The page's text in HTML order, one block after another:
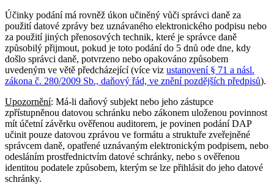
Účinky podání má rovněž úkon učiněný vůči správci daně za
použití datové zprávy bez uznávaného elektronického podpisu nebo
za použití jiných přenosových technik, které je správce daně
způsobilý přijmout, pokud je toto podání do 5 dnů ode dne, kdy
došlo správci daně, potvrzeno nebo opakováno způsobem
uvedeným ve větě předcházející (více viz ustanovení § 71 a násl.
zákona č. 280/2009 Sb., daňový řád, ve znění pozdějších předpisů).
Upozornění: Má-li daňový subjekt nebo jeho zástupce
zpřístupněnou datovou schránku nebo zákonem uloženou povinnost
mít účetní závěrku ověřenou auditorem, je povinen podání DAP
učinit pouze datovou zprávou ve formátu a struktuře zveřejněné
správcem daně, opatřené uznávaným elektronickým podpisem, nebo
odesláním prostřednictvím datové schránky, nebo s ověřenou
identitou podatele způsobem, kterým se lze přihlásit do jeho datové
schránky.